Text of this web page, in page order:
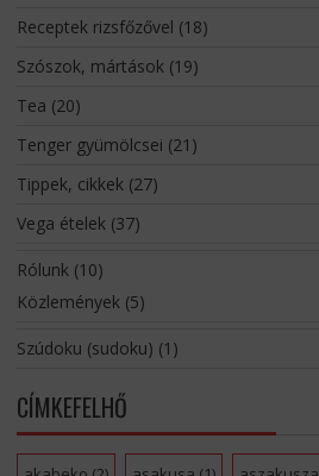
Receptek rizsfőzővel (18)
Szószok, mártások(19)
Tea (20)
Tenger gyümölcsei (21)
Tippek, cikkek(27)
Vega ételek(37)
Rólunk(10)
Közlemények(5)
Szúdoku (sudoku) (1)
CÍMKEFELHŐ